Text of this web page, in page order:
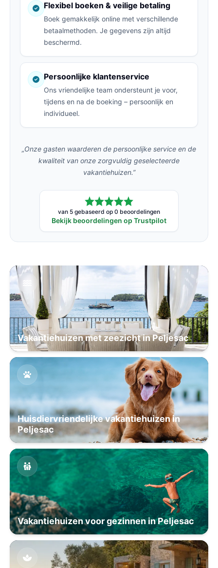
Flexibel boeken & veilige betaling
Boek gemakkelijk online met verschillende
betaalmethoden. Je gegevens zijn altijd
beschermd.
Persoonlijke klantenservice
Ons vriendelijke team ondersteunt je voor,
tijdens en na de boeking – persoonlijk en
individueel.
„Onze gasten waarderen de persoonlijke service en de
kwaliteit van onze zorgvuldig geselecteerde
vakantiehuizen.”
van 5 gebaseerd op 0 beoordelingen
Bekijk beoordelingen op Trustpilot
Vakantiehuizen met zeezicht in Peljesac
Huisdiervriendelijke vakantiehuizen in
Peljesac
Vakantiehuizen voor gezinnen in Peljesac